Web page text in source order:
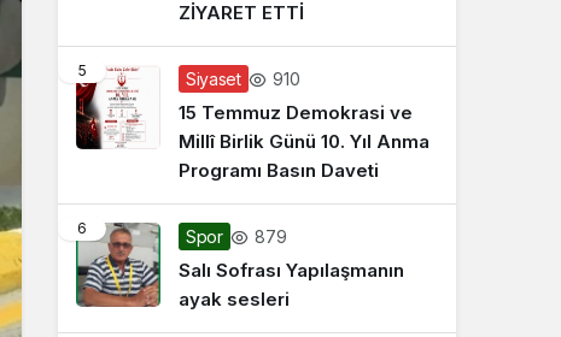
ZİYARET ETTİ
5 Siyaset 910
15 Temmuz Demokrasi ve
Millî Birlik Günü 10. Yıl Anma
Programı Basın Daveti
6 Spor 879
Salı Sofrası Yapılaşmanın
ayak sesleri